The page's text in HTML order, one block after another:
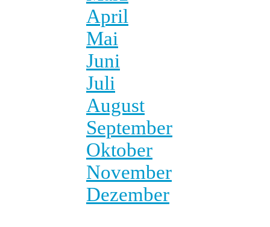
April
Mai
Juni
Juli
August
September
Oktober
November
Dezember